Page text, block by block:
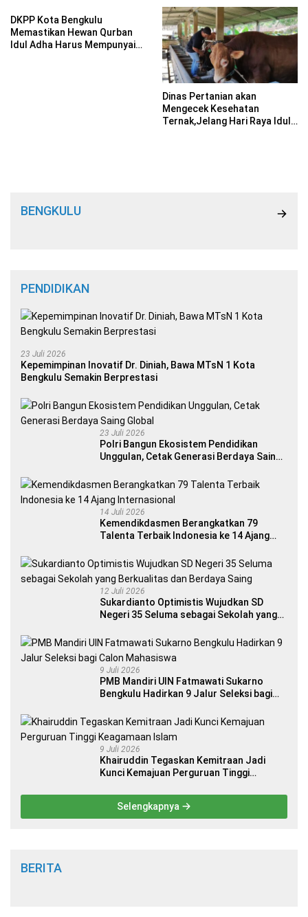
DKPP Kota Bengkulu
Memastikan Hewan Qurban
Idul Adha Harus Mempunyai
Dinas Pertanian akan
Mengecek Kesehatan
Ternak,Jelang Hari Raya Idul
BENGKULU
PENDIDIKAN
23 Juli 2026
Kepemimpinan Inovatif Dr. Diniah, Bawa MTsN 1 Kota
Bengkulu Semakin Berprestasi
23 Juli 2026
Polri Bangun Ekosistem Pendidikan
Unggulan, Cetak Generasi Berdaya Saing
14 Juli 2026
Kemendikdasmen Berangkatkan 79
Talenta Terbaik Indonesia ke 14 Ajang
12 Juli 2026
Sukardianto Optimistis Wujudkan SD
Negeri 35 Seluma sebagai Sekolah yang
9 Juli 2026
PMB Mandiri UIN Fatmawati Sukarno
Bengkulu Hadirkan 9 Jalur Seleksi bagi
9 Juli 2026
Khairuddin Tegaskan Kemitraan Jadi
Kunci Kemajuan Perguruan Tinggi
Selengkapnya
BERITA